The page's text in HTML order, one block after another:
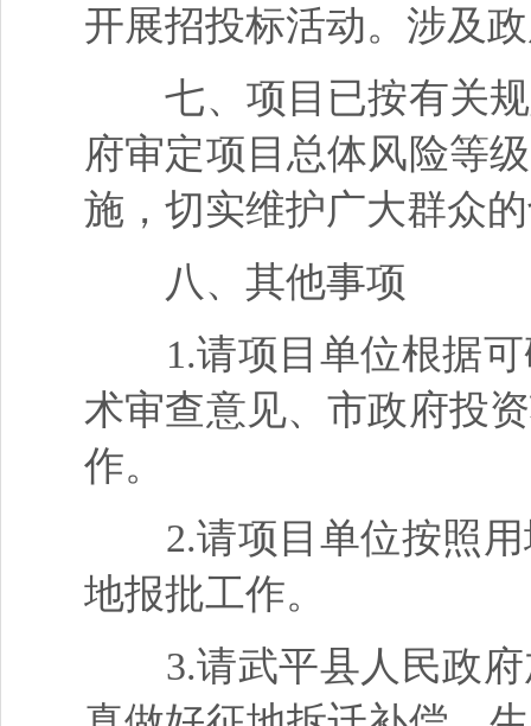
开展招投标活动。涉及
七、项目已按有关规
府审定项目总体风险等
施，切实维护广大群众
八、其他事项
1.请项目单位根据可
术审查意见、市政府投
作。
2.请项目单位按照用
地报批工作。
3.请武平县人民政府